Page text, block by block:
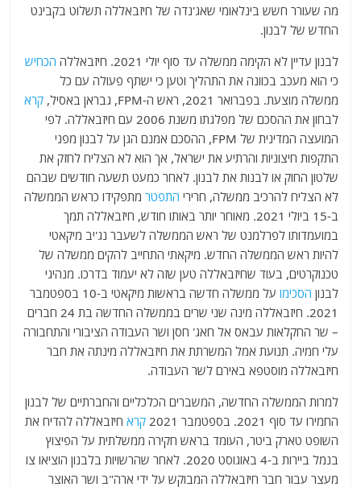
מה שעורר חשש בינלאומי שאג'נדה של חיזבאללה תשלוט בקבינט
החדש של לבנון.
לבנון עדיין לא הקימה ממשלה עד סוף יולי 2021. חיזבאללה
הכחיש
כי הוא מעכב בכוונה את התהליך וטען כי ישתף פעולה עם כל
ממשלה מוצעת. בפברואר 2021, ראש ה-FPM, גבראן באסיל,
קרא
לבחון את ההסכם של מפלגתו משנת 2006 עם חיזבאללה. לפי
המועצה המדינית של FPM, ההסכם אמנם הגן על לבנון מפני
התקפות חיצוניות והרתיע את ישראל, אך הוא לא הצליח לחזק את
שלטון החוק או לבנות את לבנון. לאחר כמעט תשעה חודשים שבהם
לא הצליח להרכיב ממשלה, חרירי התפטר מתפקידו כראש הממשלה
ב-15 ביולי 2021. מאוחר יותר באותו חודש, חיזבאללה תמך
במועמדותו לפרלמנט של ראש הממשלה לשעבר נג'יב מיקאטי
להיות ראש הממשלה החדש. מיקאתי התחייב להקים ממשלה של
טכנוקרטים, בעוד שחיזבאללה טען שזה לא יעמוד בדרכו. מנהיגי
לבנון הסכימו
על ממשלה חדשה בראשות מיקאטי ב-10 בספטמבר
2021. חיזבאללה מינה שני שרים בממשלה החדשה בת 24 חברים
– שר החקלאות עבאס אל חאג' חסן ושר העבודה הציבורי והתחבורה
עלי חמיה. תנועת אמל המשרתת את חיזבאללה מינתה את חבר
חיזבאללה מוסטפא באירם לשר העבודה.
למרות הממשלה החדשה, המשברים הכלכליים והחברתיים של לבנון
החמירו עד סוף 2021. בספטמבר 2021
קרא חיזבאללה להדיח את
השופט טארק ביטר, העומד בראש חקירה ממשלתית על הפיצוץ
בנמל ביירות ב-4 באוגוסט 2020. לאחר שהרשויות בלבנון הוציאו צו
מעצר עבור חבר חיזבאללה המבוקש על ידי ארה"ב ושר האוצר